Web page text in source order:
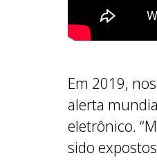
Em 2019,
alerta
eletrônico.
sido